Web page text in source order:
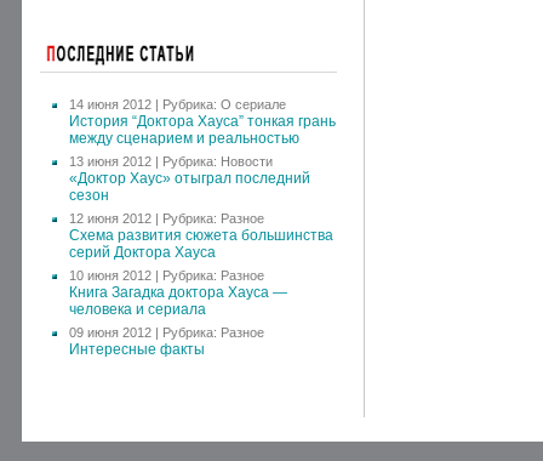
14 июня 2012 | Рубрика: О сериале
История “Доктора Хауса” тонкая грань
между сценарием и реальностью
13 июня 2012 | Рубрика: Новости
«Доктор Хаус» отыграл последний
сезон
12 июня 2012 | Рубрика: Разное
Схема развития сюжета большинства
серий Доктора Хауса
10 июня 2012 | Рубрика: Разное
Книга Загадка доктора Хауса —
человека и сериала
09 июня 2012 | Рубрика: Разное
Интересные факты